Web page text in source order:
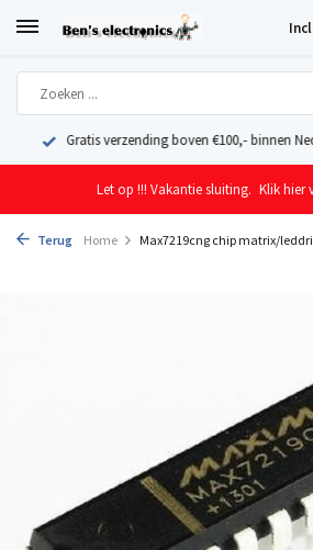
Geleverd uit eigen voorraad vanuit ons
Let op !!! Vakantie sluiting. Klik hier
Terug Home Max7219cng chip matrix/